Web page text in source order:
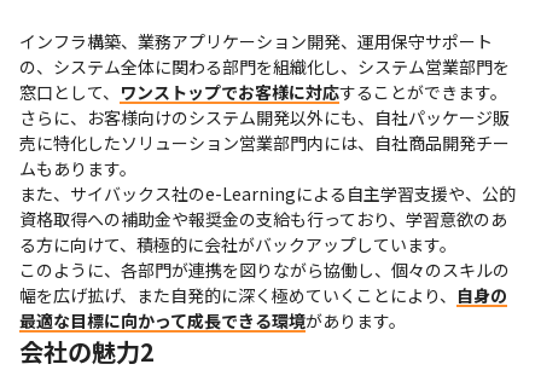
インフラ構築、業務アプリケーション開発、運用保守サポート
の、システム全体に関わる部門を組織化し、システム営業部門を
窓口として、 ワンストップでお客様に対応することができます。
さらに、お客様向けのシステム開発以外にも、自社パッケージ販
売に特化したソリューション営業部門内には、自社商品開発チー
ムもあります。
また、サイバックス社のe-Learningによる自主学習支援や、公的
資格取得への補助金や報奨金の支給も行っており、学習意欲のあ
る方に向けて、積極的に会社がバックアップしています。
このように、各部門が連携を図りながら協働し、個々のスキルの
幅を広げ拡げ、また自発的に深く極めていくことにより、 自身の
最適な目標に向かって成長できる環境があります。
会社の魅力2